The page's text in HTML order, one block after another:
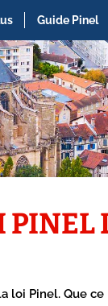
Guide Pinel
PINEL
loi Pinel. Que ce